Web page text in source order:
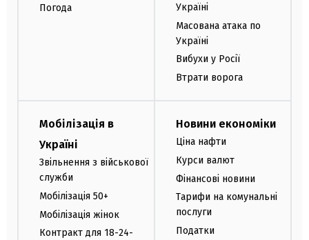
Погода
Україні
Масована атака по
Україні
Вибухи у Росії
Втрати ворога
Мобілізація в
Україні
Звільнення з військової
служби
Мобілізація 50+
Мобілізація жінок
Контракт для 18-24-
Новини економіки
Ціна нафти
Курси валют
Фінансові новини
Тарифи на комунальні
послуги
Податки